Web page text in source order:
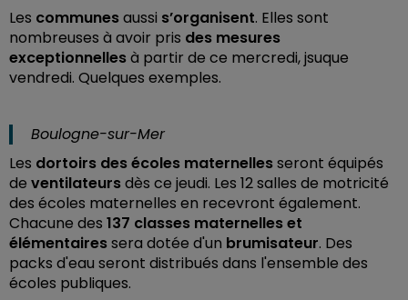
Les communesaussi s’organisent. Elles sont
nombreuses à avoir pris des mesures
exceptionnellesà partir de ce mercredi, jsuque
vendredi. Quelques exemples.
Boulogne-sur-Mer
Les dortoirs des écoles maternellesseront équipés
de ventilateursdès ce jeudi. Les 12 salles de motricité
des écoles maternelles en recevront également.
Chacune des 137 classes maternelles et
élémentairessera dotée d'un brumisateur. Des
packs d'eau seront distribués dans l'ensemble des
écoles publiques.